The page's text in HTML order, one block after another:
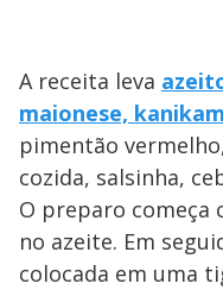
A receita leva
maionese,
pimentão
cozida, salsinha,
O preparo começa
no azeite. Em
colocada em uma